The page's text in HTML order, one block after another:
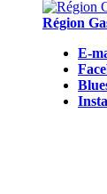
Région
E-